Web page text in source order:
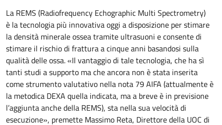
La REMS (Radiofrequency Echographic Multi Spectrometry)
è la tecnologia più innovativa oggi a disposizione per stimare
la densità minerale ossea tramite ultrasuoni e consente di
stimare il rischio di frattura a cinque anni basandosi sulla
qualità delle ossa. «Il vantaggio di tale tecnologia, che ha sì
tanti studi a supporto ma che ancora non è stata inserita
come strumento valutativo nella nota 79 AIFA (attualmente è
la metodica DEXA quella indicata, ma a breve è in previsione
l’aggiunta anche della REMS), sta nella sua velocità di
esecuzione», premette Massimo Reta, Direttore della UOC di